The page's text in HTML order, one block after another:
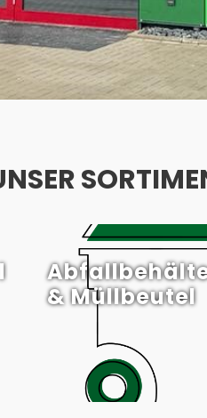
& Müllbeutel